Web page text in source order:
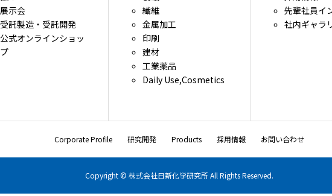
展示会
受託製造・受託開発
公式オンラインショッ
プ
繊維
金属加工
印刷
建材
工業薬品
Daily Use,Cosmetics
先輩社員イ
社内ギャラ
Corporate Profile 研究開発 Products 採用情報 お問い合わせ
Copyright © 株式会社日新化学研究所 All Rights Reserved.